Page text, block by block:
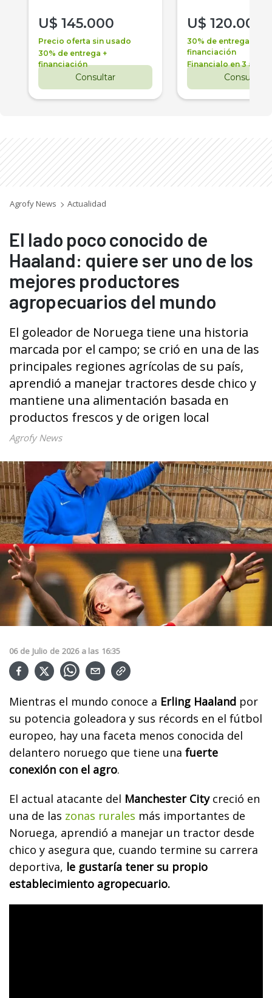
U$ 145.000
Precio oferta sin usado
30% de entrega +
financiación
Consultar
U$ 120.000
30% de entrega +
financiación
Financialo en 3 años
Consultar
Agrofy News Actualidad
El lado poco conocido de
Haaland: quiere ser uno de los
mejores productores
agropecuarios del mundo
El goleador de Noruega tiene una historia
marcada por el campo; se crió en una de las
principales regiones agrícolas de su país,
aprendió a manejar tractores desde chico y
mantiene una alimentación basada en
productos frescos y de origen local
Agrofy News
06 de Julio de 2026 a las 16:35
Mientras el mundo conoce a Erling Haaland por
su potencia goleadora y sus récords en el fútbol
europeo, hay una faceta menos conocida del
delantero noruego que tiene una fuerte
conexión con el agro.
El actual atacante del Manchester Citycreció en
una de las zonas rurales más importantes de
Noruega, aprendió a manejar un tractor desde
chico y asegura que, cuando termine su carrera
deportiva, le gustaría tener su propio
establecimiento agropecuario.